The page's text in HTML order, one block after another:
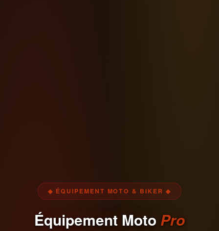
◆ ÉQUIPEMENT MOTO & BIKER ◆
Équipement Moto Pro